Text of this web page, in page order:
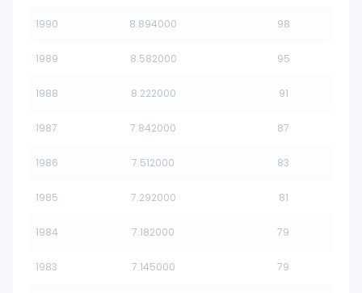
1990 8.894000 98
1989 8.582000 95
1988 8.222000 91
1987 7.842000 87
1986 7.512000 83
1985 7.292000 81
1984 7.182000 79
1983 7.145000 79